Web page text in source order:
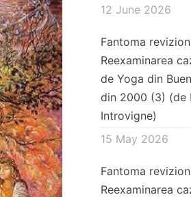
12 June 2026
Fantoma
Reexaminarea
de Yoga din
din 2000 (3) (de
Introvigne)
15 May 2026
Fantoma
Reexaminarea